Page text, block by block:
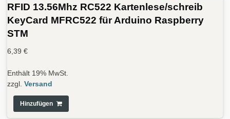
RFID 13.56Mhz RC522 Kartenlese/schreib
KeyCard MFRC522 für Arduino Raspberry
STM
6,39 €
Enthält 19% MwSt.
zzgl. Versand
Hinzufügen